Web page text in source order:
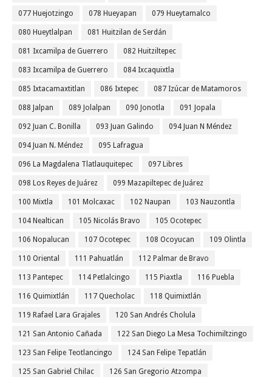
077 Huejotzingo 078 Hueyapan 079 Hueytamalco
080 Hueytlalpan 081 Huitzilan de Serdán
081 Ixcamilpa de Guerrero 082 Huitziltepec
083 Ixcamilpa de Guerrero 084 Ixcaquixtla
085 Ixtacamaxtitlan 086 Ixtepec 087 Izúcar de Matamoros
088 Jalpan 089 Jolalpan 090 Jonotla 091 Jopala
092 Juan C. Bonilla 093 Juan Galindo 094 Juan N Méndez
094 Juan N. Méndez 095 Lafragua
096 La Magdalena Tlatlauquitepec 097 Libres
098 Los Reyes de Juárez 099 Mazapiltepec de Juárez
100 Mixtla 101 Molcaxac 102 Naupan 103 Nauzontla
104 Nealtican 105 Nicolás Bravo 105 Ocotepec
106 Nopalucan 107 Ocotepec 108 Ocoyucan 109 Olintla
110 Oriental 111 Pahuatlán 112 Palmar de Bravo
113 Pantepec 114 Petlalcingo 115 Piaxtla 116 Puebla
116 Quimixtlán 117 Quecholac 118 Quimixtlán
119 Rafael Lara Grajales 120 San Andrés Cholula
121 San Antonio Cañada 122 San Diego La Mesa Tochimiltzingo
123 San Felipe Teotlancingo 124 San Felipe Tepatlán
125 San Gabriel Chilac 126 San Gregorio Atzompa